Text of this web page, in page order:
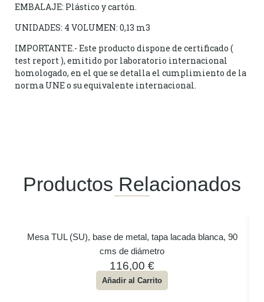
EMBALAJE: Plástico y cartón.
UNIDADES: 4 VOLUMEN: 0,13 m3
IMPORTANTE.- Este producto dispone de certificado (
test report ), emitido por laboratorio internacional
homologado, en el que se detalla el cumplimiento de la
norma UNE o su equivalente internacional.
Productos Relacionados
Mesa TUL (SU), base de metal, tapa lacada blanca, 90
cms de diámetro
116,00 €
Añadir al Carrito